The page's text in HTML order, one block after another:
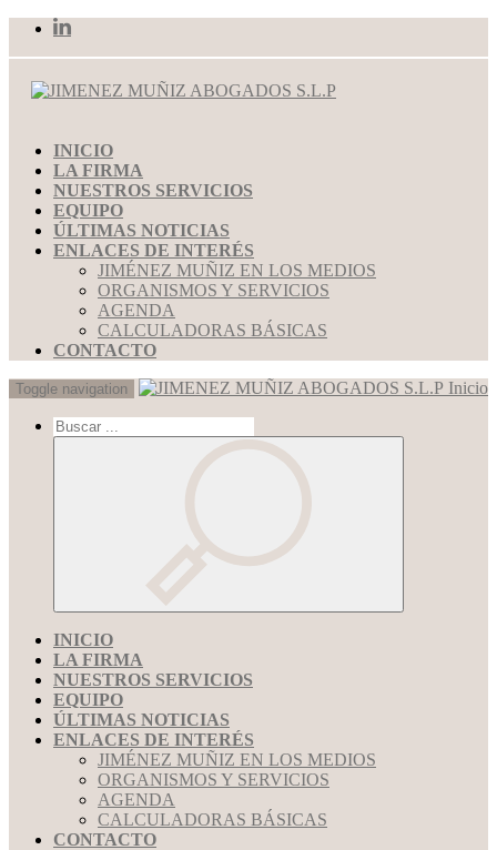
INICIO
LA FIRMA
NUESTROS SERVICIOS
EQUIPO
ÚLTIMAS NOTICIAS
ENLACES DE INTERÉS
JIMÉNEZ MUÑIZ EN LOS MEDIOS
ORGANISMOS Y SERVICIOS
AGENDA
CALCULADORAS BÁSICAS
CONTACTO
Toggle navigation Inicio
INICIO
LA FIRMA
NUESTROS SERVICIOS
EQUIPO
ÚLTIMAS NOTICIAS
ENLACES DE INTERÉS
JIMÉNEZ MUÑIZ EN LOS MEDIOS
ORGANISMOS Y SERVICIOS
AGENDA
CALCULADORAS BÁSICAS
CONTACTO